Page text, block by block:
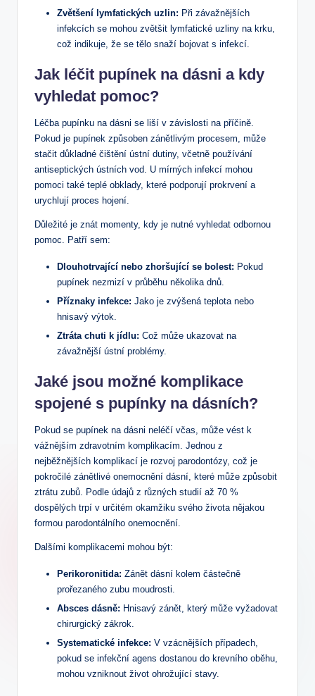
Zvětšení lymfatických uzlin: Při závažnějších
infekcích se mohou zvětšit lymfatické uzliny na krku,
což indikuje, že se tělo snaží bojovat s infekcí.
Jak léčit pupínek na dásni a kdy
vyhledat pomoc?
Léčba pupínku na dásni se liší v závislosti na příčině.
Pokud je pupínek způsoben zánětlivým procesem, může
stačit důkladné čištění ústní dutiny, včetně používání
antiseptických ústních vod. U mírných infekcí mohou
pomoci také teplé obklady, které podporují prokrvení a
urychlují proces hojení.
Důležité je znát momenty, kdy je nutné vyhledat odbornou
pomoc. Patří sem:
Dlouhotrvající nebo zhoršující se bolest: Pokud
pupínek nezmizí v průběhu několika dnů.
Příznaky infekce: Jako je zvýšená teplota nebo
hnisavý výtok.
Ztráta chuti k jídlu: Což může ukazovat na
závažnější ústní problémy.
Jaké jsou možné komplikace
spojené s pupínky na dásních?
Pokud se pupínek na dásni neléčí včas, může vést k
vážnějším zdravotním komplikacím. Jednou z
nejběžnějších komplikací je rozvoj parodontózy, což je
pokročilé zánětlivé onemocnění dásní, které může způsobit
ztrátu zubů. Podle údajů z různých studií až 70 %
dospělých trpí v určitém okamžiku svého života nějakou
formou parodontálního onemocnění.
Dalšími komplikacemi mohou být:
Perikoronitida: Zánět dásní kolem částečně
prořezaného zubu moudrosti.
Absces dásně: Hnisavý zánět, který může vyžadovat
chirurgický zákrok.
Systematické infekce: V vzácnějších případech,
pokud se infekční agens dostanou do krevního oběhu,
mohou vzniknout život ohrožující stavy.